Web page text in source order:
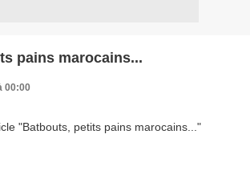
pains marocains...
00:00